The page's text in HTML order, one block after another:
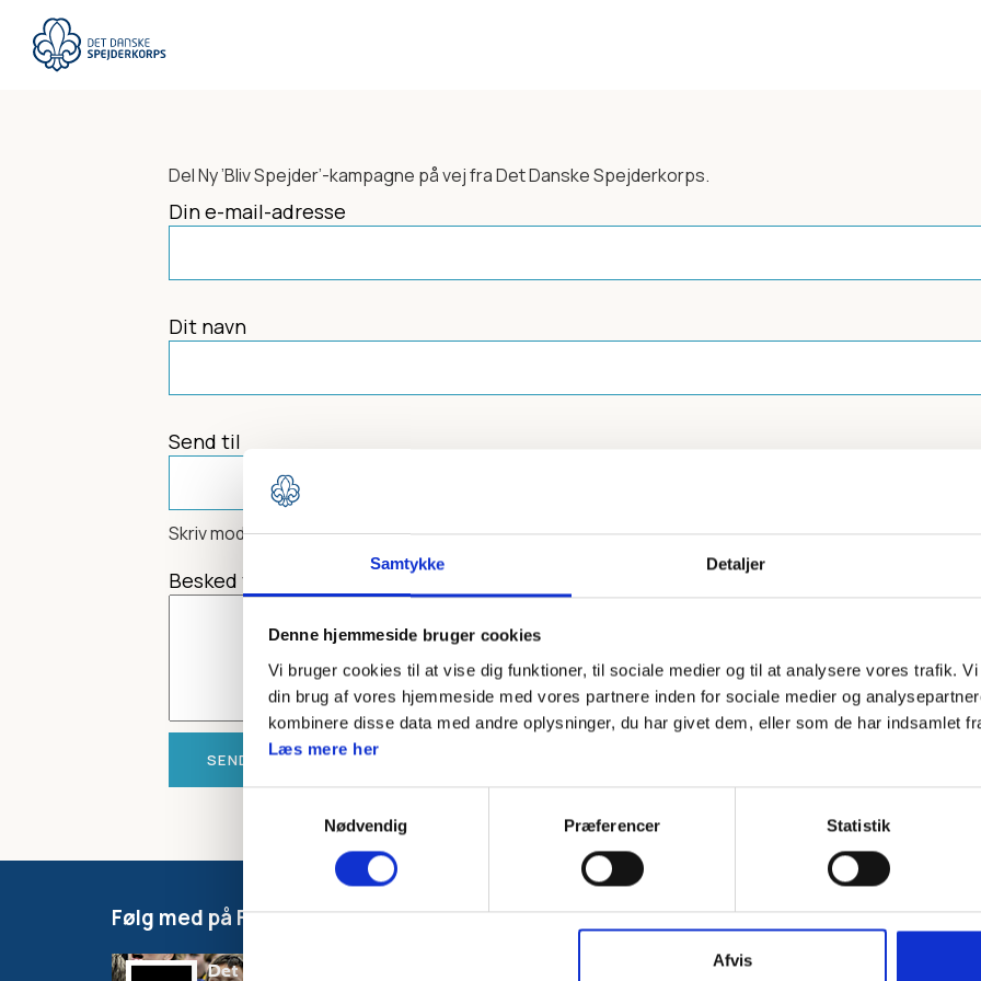
Samtykke Detaljer
Denne hjemmeside bruger cookies
Vi bruger cookies til at vise dig funktioner, til sociale medier og til at analysere vores trafik.
din brug af vores hjemmeside med vores partnere inden for sociale medier og
kombinere disse data med andre oplysninger, du har givet dem, eller som de har indsamlet
Læs mere her
Nødvendig
Præferencer Statistik
Afvis
hovedindhold
DelNy ’Bliv Spejder’-kampagne på vejfra Det Danske Spejderkorps.
Din e-mail-adresse
Dit navn
Send til
Skriv modtagerens mailadresse
Besked til modtager
Følg med på Facebook